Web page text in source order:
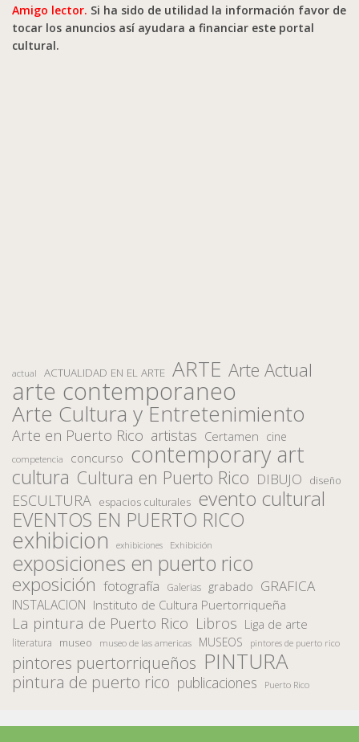
Amigo lector. Si ha sido de utilidad la información favor de
tocar los anuncios así ayudara a financiar este portal
cultural.
actual ACTUALIDAD EN EL ARTE ARTE Arte Actual
arte contemporaneo
Arte Cultura y Entretenimiento
Arte en Puerto Rico artistas Certamen cine
competencia concurso contemporary art
cultura Cultura en Puerto Rico DIBUJO diseño
ESCULTURA espacios culturales evento cultural
EVENTOS EN PUERTO RICO
exhibicion exhibiciones Exhibición
exposiciones en puerto rico
exposición fotografía Galerias grabado GRAFICA
INSTALACION Instituto de Cultura Puertorriqueña
La pintura de Puerto Rico Libros Liga de arte
literatura museo museo de las americas MUSEOS pintores de puerto rico
pintores puertorriqueños PINTURA
pintura de puerto rico publicaciones Puerto Rico